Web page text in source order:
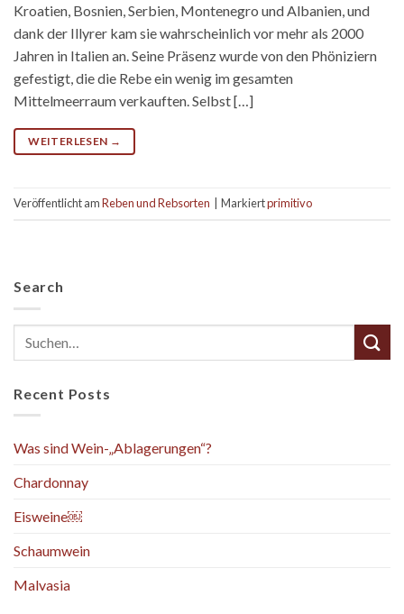
Kroatien, Bosnien, Serbien, Montenegro und Albanien, und
dank der Illyrer kam sie wahrscheinlich vor mehr als 2000
Jahren in Italien an. Seine Präsenz wurde von den Phöniziern
gefestigt, die die Rebe ein wenig im gesamten
Mittelmeerraum verkauften. Selbst […]
WEITERLESEN →
Veröffentlicht amReben und Rebsorten Markiertprimitivo
Search
Recent Posts
Was sind Wein-„Ablagerungen“?
Chardonnay
Eisweine￼
Schaumwein
Malvasia